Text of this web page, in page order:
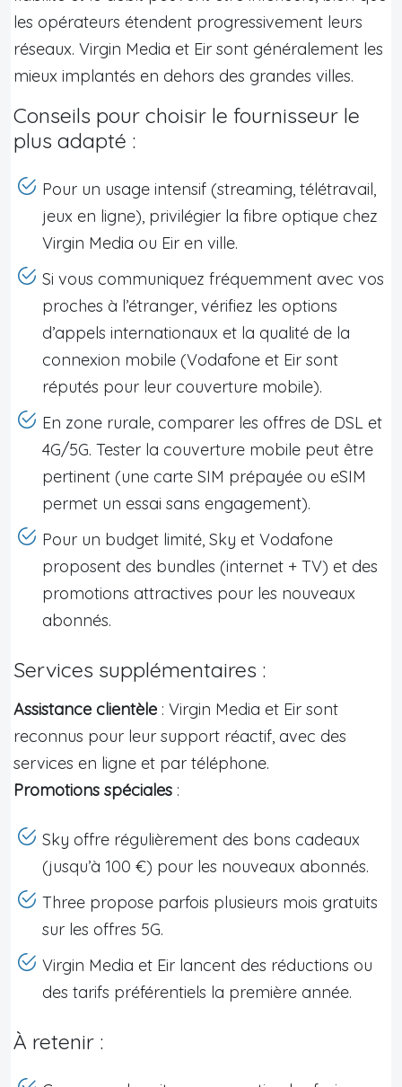
les opérateurs étendent progressivement leurs
réseaux. Virgin Media et Eir sont généralement les
mieux implantés en dehors des grandes villes.
Conseils pour choisir le fournisseur le
plus adapté :
Pour un usage intensif (streaming, télétravail,
jeux en ligne), privilégier la fibre optique chez
Virgin Media ou Eir en ville.
Si vous communiquez fréquemment avec vos
proches à l’étranger, vérifiez les options
d’appels internationaux et la qualité de la
connexion mobile (Vodafone et Eir sont
réputés pour leur couverture mobile).
En zone rurale, comparer les offres de DSL et
4G/5G. Tester la couverture mobile peut être
pertinent (une carte SIM prépayée ou eSIM
permet un essai sans engagement).
Pour un budget limité, Sky et Vodafone
proposent des bundles (internet + TV) et des
promotions attractives pour les nouveaux
abonnés.
Services supplémentaires :
Assistance clientèle : Virgin Media et Eir sont
reconnus pour leur support réactif, avec des
services en ligne et par téléphone.
Promotions spéciales :
Sky offre régulièrement des bons cadeaux
(jusqu’à 100 €) pour les nouveaux abonnés.
Three propose parfois plusieurs mois gratuits
sur les offres 5G.
Virgin Media et Eir lancent des réductions ou
des tarifs préférentiels la première année.
À retenir :